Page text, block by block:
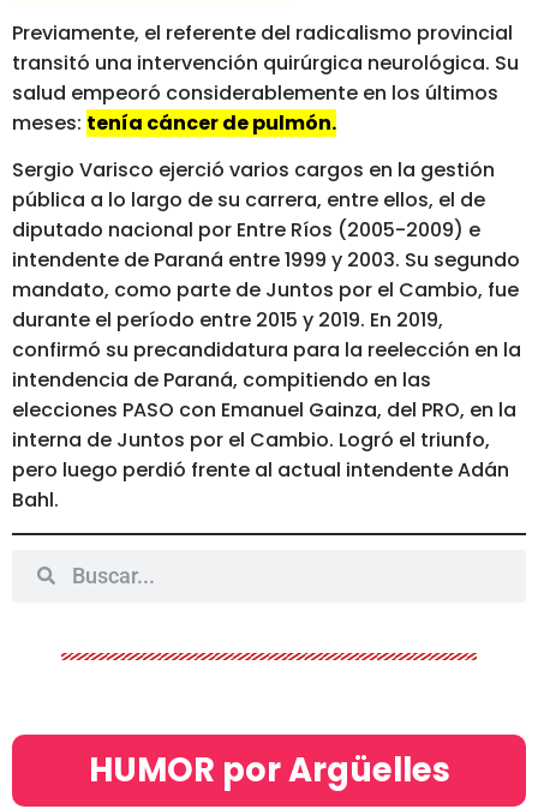
Previamente, el referente del radicalismo provincial
transitó una intervención quirúrgica neurológica. Su
salud empeoró considerablemente en los últimos
meses: tenía cáncer de pulmón.
Sergio Varisco ejerció varios cargos en la gestión
pública a lo largo de su carrera, entre ellos, el de
diputado nacional por Entre Ríos (2005-2009) e
intendente de Paraná entre 1999 y 2003. Su segundo
mandato, como parte de Juntos por el Cambio, fue
durante el período entre 2015 y 2019. En 2019,
confirmó su precandidatura para la reelección en la
intendencia de Paraná, compitiendo en las
elecciones PASO con Emanuel Gainza, del PRO, en la
interna de Juntos por el Cambio. Logró el triunfo,
pero luego perdió frente al actual intendente Adán
Bahl.
HUMOR por Argüelles​